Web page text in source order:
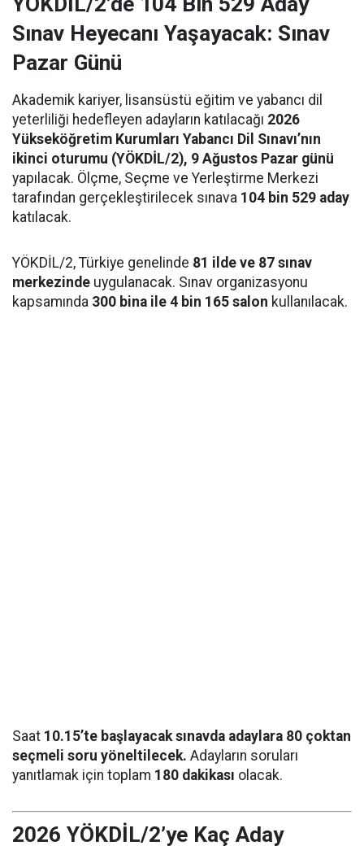
Sınav Heyecanı Yaşayacak: Sınav
Pazar Günü
Akademik kariyer, lisansüstü eğitim ve yabancı dil
yeterliliği hedefleyen adayların katılacağı 2026
Yükseköğretim Kurumları Yabancı Dil Sınavı’nın
ikinci oturumu (YÖKDİL/2), 9 Ağustos Pazar günü
yapılacak. Ölçme, Seçme ve Yerleştirme Merkezi
tarafından gerçekleştirilecek sınava 104 bin 529 aday
katılacak.
YÖKDİL/2, Türkiye genelinde 81 ilde ve 87 sınav
merkezinde uygulanacak. Sınav organizasyonu
kapsamında 300 bina ile 4 bin 165 salon kullanılacak.
Saat 10.15’te başlayacak sınavda adaylara 80 çoktan
seçmeli soru yöneltilecek. Adayların soruları
yanıtlamak için toplam 180 dakikası olacak.
2026 YÖKDİL/2’ye Kaç Aday